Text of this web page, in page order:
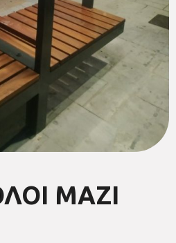
ΜΑΖΙ